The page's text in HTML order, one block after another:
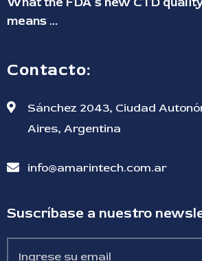
means ...
Contacto:
Sánchez 2043, Ciudad
Aires, Argentina
info@amarintech.com.ar
Suscríbase a nuestro